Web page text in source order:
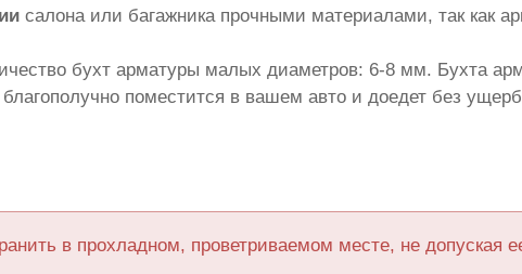
салона или багажника прочными материалами, так как
бухт арматуры малых диаметров: 6-8 мм. Бухта
благополучно поместится в вашем авто и доедет без
в прохладном, проветриваемом месте, не допуская